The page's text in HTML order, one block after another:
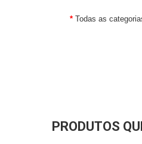
Todas as
PRODUTOS